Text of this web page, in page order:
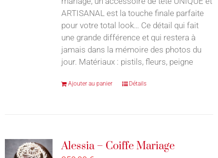
ARTISANAL est la touche finale parfaite
pour votre total look… Ce détail qui fait
une grande différence et qui restera à
jamais dans la mémoire des photos du
jour. Matériaux : pistils, fleurs, peigne
Ajouter au panier Détails
Alessia – Coiffe Mariage